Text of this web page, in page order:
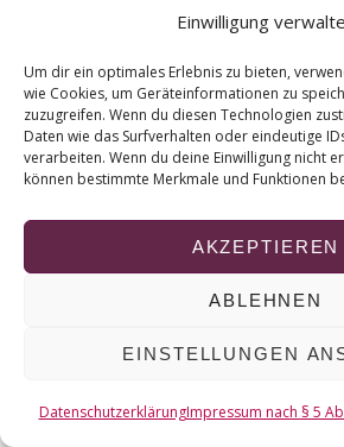
Einwilligung
Um dir ein optimales Erlebnis zu bieten,
wie Cookies, um Geräteinformationen zu
zuzugreifen. Wenn du diesen Technologien
Daten wie das Surfverhalten oder eindeutige
verarbeiten. Wenn du deine Einwilligung nicht
können bestimmte Merkmale und Funktionen
AKZEPTIEREN
ABLEHNEN
EINSTELLUNGEN
DatenschutzerklärungImpressum nach § 5
NACH OBEN